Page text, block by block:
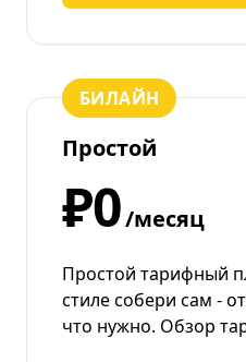
БИЛАЙН
Простой
₽0/месяц
Простой тарифный
стиле собери сам -
что нужно. Обзор